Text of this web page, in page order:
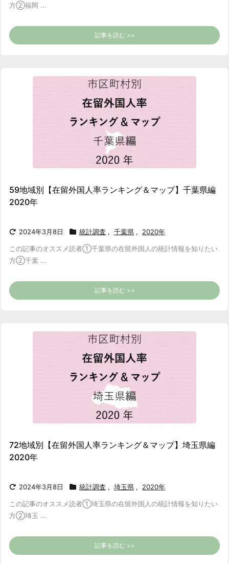
方②福岡 ...
記事を読む >>
59地域別【在留外国人率ランキング＆マップ】千葉県編
2020年
2024年3月8日 統計調査 , 千葉県 , 2020年
この記事のオススメ読者①千葉県の在留外国人の統計情報を知りたい
方②千葉 ...
記事を読む >>
72地域別【在留外国人率ランキング＆マップ】埼玉県編
2020年
2024年3月8日 統計調査 , 埼玉県 , 2020年
この記事のオススメ読者①埼玉県の在留外国人の統計情報を知りたい
方②埼玉 ...
記事を読む >>